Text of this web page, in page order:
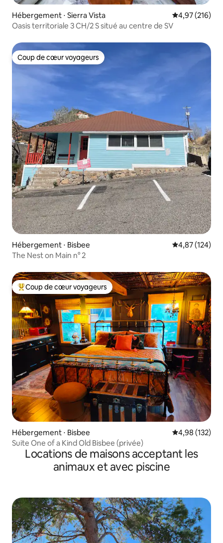
Hébergement ⋅ Sierra Vista Évaluation
4,97 (216)
Oasis territoriale 3 CH/2 S situé au centre de SV
Coup de cœur voyageurs
Coup de cœur voyageurs
Hébergement ⋅ Bisbee Évaluation
4,87 (124)
The Nest on Main n° 2
Coups de cœur voyageurs les plus appréciés
Coup de cœur voyageurs
Hébergement ⋅ Bisbee Évaluation
4,98 (132)
Suite One of a Kind Old Bisbee (privée)
Locations de maisons acceptant les
animaux et avec piscine